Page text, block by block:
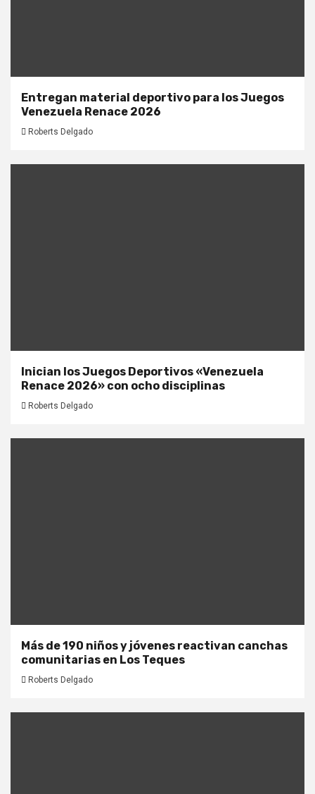
Entregan material deportivo para los Juegos
Venezuela Renace 2026
Roberts Delgado
Inician los Juegos Deportivos «Venezuela
Renace 2026» con ocho disciplinas
Roberts Delgado
Más de 190 niños y jóvenes reactivan canchas
comunitarias en Los Teques
Roberts Delgado